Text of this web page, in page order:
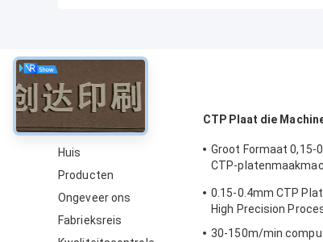
Huis
Producten
Ongeveer ons
Fabrieksreis
CTP Plaat die
Groot Formaat 0,15-
CTP-
0.15-0.4mm CTP
High Precision
30-150m/min